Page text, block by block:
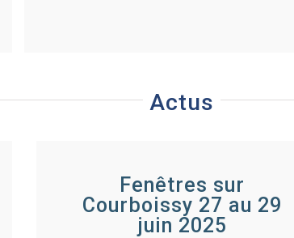
Actus
Fenêtres sur
Courboissy 27 au 29
juin 2025
– Juin 2023